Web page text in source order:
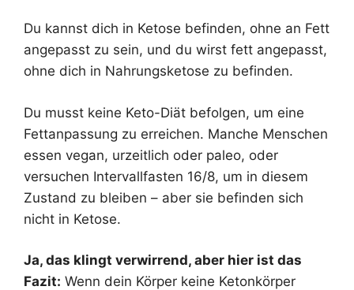
Du kannst dich in Ketose befinden, ohne an Fett
angepasst zu sein, und du wirst fett angepasst,
ohne dich in Nahrungsketose zu befinden.
Du musst keine Keto-Diät befolgen, um eine
Fettanpassung zu erreichen. Manche Menschen
essen vegan, urzeitlich oder paleo, oder
versuchen Intervallfasten 16/8, um in diesem
Zustand zu bleiben – aber sie befinden sich
nicht in Ketose.
Ja, das klingt verwirrend, aber hier ist das
Fazit: Wenn dein Körper keine Ketonkörper